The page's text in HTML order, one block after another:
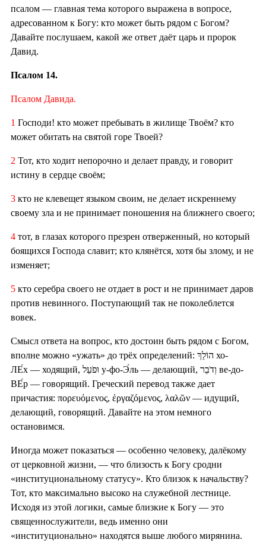
псалом — главная тема которого выражена в вопросе,
адресованном к Богу: кто может быть рядом с Богом?
Давайте послушаем, какой же ответ даёт царь и пророк
Давид.
Псалом 14.
Псалом Давида.
1 Господи! кто может пребывать в жилище Твоём? кто
может обитать на святой горе Твоей?
2 Тот, кто ходит непорочно и делает правду, и говорит
истину в сердце своём;
3 кто не клевещет языком своим, не делает искреннему
своему зла и не принимает поношения на ближнего своего;
4 тот, в глазах которого презрен отверженный, но который
боящихся Господа славит; кто клянётся, хотя бы злому, и не
изменяет;
5 кто серебра своего не отдает в рост и не принимает даров
против невинного. Поступающий так не поколеблется
вовек.
Смысл ответа на вопрос, кто достоин быть рядом с Богом,
вполне можно «ужать» до трёх определений: הוֹלֵךְ хо-
ЛЕ́х — ходящий, וּפֹעֵל у-фо-Э́ль — делающий, וְדֹבֵר ве-до-
ВЕ́р — говорящий. Греческий перевод также дает
причастия: πορευόμενος, ἐργαζόμενος, λαλῶν — идущий,
делающий, говорящий. Давайте на этом немного
остановимся.
Иногда может показаться — особенно человеку, далёкому
от церковной жизни, — что близость к Богу сродни
«институциональному статусу». Кто близок к начальству?
Тот, кто максимально высоко на служебной лестнице.
Исходя из этой логики, самые близкие к Богу — это
священнослужители, ведь именно они
«институционально» находятся выше любого мирянина.